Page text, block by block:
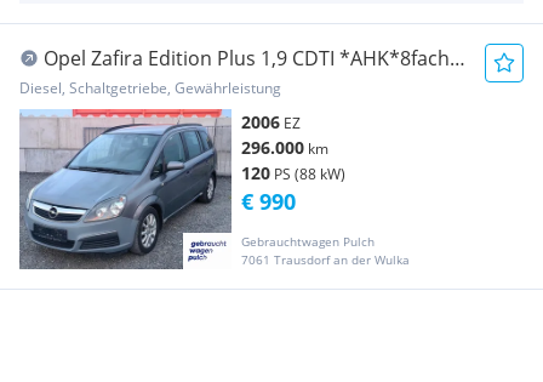
Opel Zafira Edition Plus 1,9 CDTI *AHK*8fach
bereift*
Diesel, Schaltgetriebe, Gewährleistung
2006 EZ
296.000 km
120 PS (88 kW)
Gebrauchtwagen Pulch
7061 Trausdorf an der Wulka
€ 990